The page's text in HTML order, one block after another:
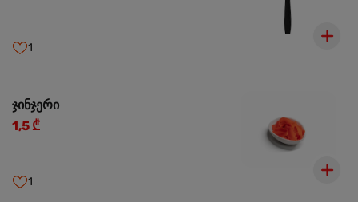
1
ჯინჯერი
1,5 ₾
1